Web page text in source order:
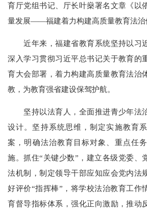
育厅党组书记、厅长叶燊署名文章《以
量发展——福建着力构建高质量教育法治
近年来，福建省教育系统坚持以习近
深入学习贯彻习近平总书记关于教育的
育大会部署，着力构建高质量教育法治
教，为教育强省建设保驾护航。
坚持以法育人，全面推进青少年法
设计。坚持系统思维，制定实施教育
案，明确法治教育目标对象、重点任
施。抓住“关键少数”，建立各级党委、
法机制，制定领导干部应知应会党内法
好评价“指挥棒”，将学校法治教育工作
育督导指标体系，强化正向激励，推动